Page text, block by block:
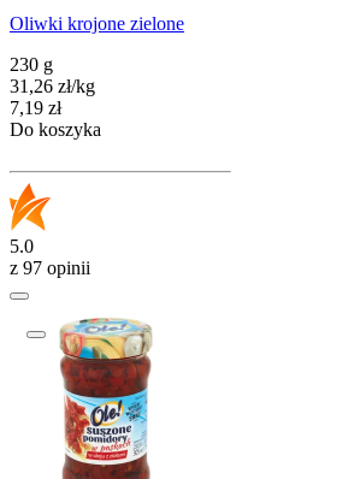
Oliwki krojone zielone
230 g
31,26 zł/kg
Cena
7,19 zł
Do koszyka
5.0
z 97 opinii